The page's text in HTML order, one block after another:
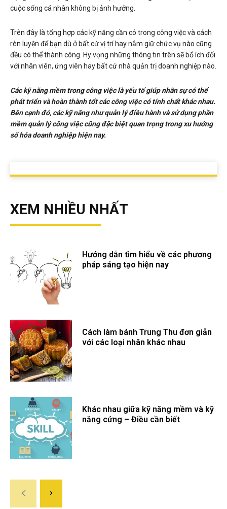
cuộc sống cá nhân không bị ảnh hưởng.
Trên đây là tổng hợp các kỹ năng cần có trong công việc và cách
rèn luyện để bạn dù ở bất cứ vị trí hay nắm giữ chức vụ nào cũng
đều có thể thành công. Hy vọng những thông tin trên sẽ bổ ích đối
với nhân viên, ứng viên hay bất cứ nhà quản trị doanh nghiệp nào.
Các kỹ năng mềm trong công việc là yếu tố giúp nhân sự có thể
phát triển và hoàn thành tốt các công việc có tính chất khác nhau.
Bên cạnh đó, các kỹ năng như quản lý điều hành và sử dụng phần
mềm quản lý công việc cũng đặc biệt quan trọng trong xu hướng
số hóa doanh nghiệp hiện nay.
XEM NHIỀU NHẤT
Hướng dẫn tìm hiểu về các phương
pháp sáng tạo hiện nay
Cách làm bánh Trung Thu đơn giản
với các loại nhân khác nhau
Khác nhau giữa kỹ năng mềm và kỹ
năng cứng – Điều cần biết